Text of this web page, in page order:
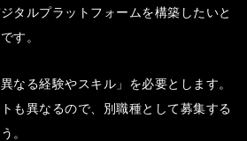
タルプラットフォームを構築したいと
す。
なる経験やスキル」を必要とします。
も異なるので、別職種として募集する
。